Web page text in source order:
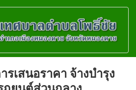
รเสนอราคา จ้างบำรุง